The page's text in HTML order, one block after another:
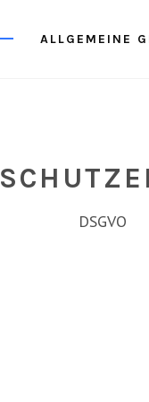
ALLGEMEINE
DSGVO